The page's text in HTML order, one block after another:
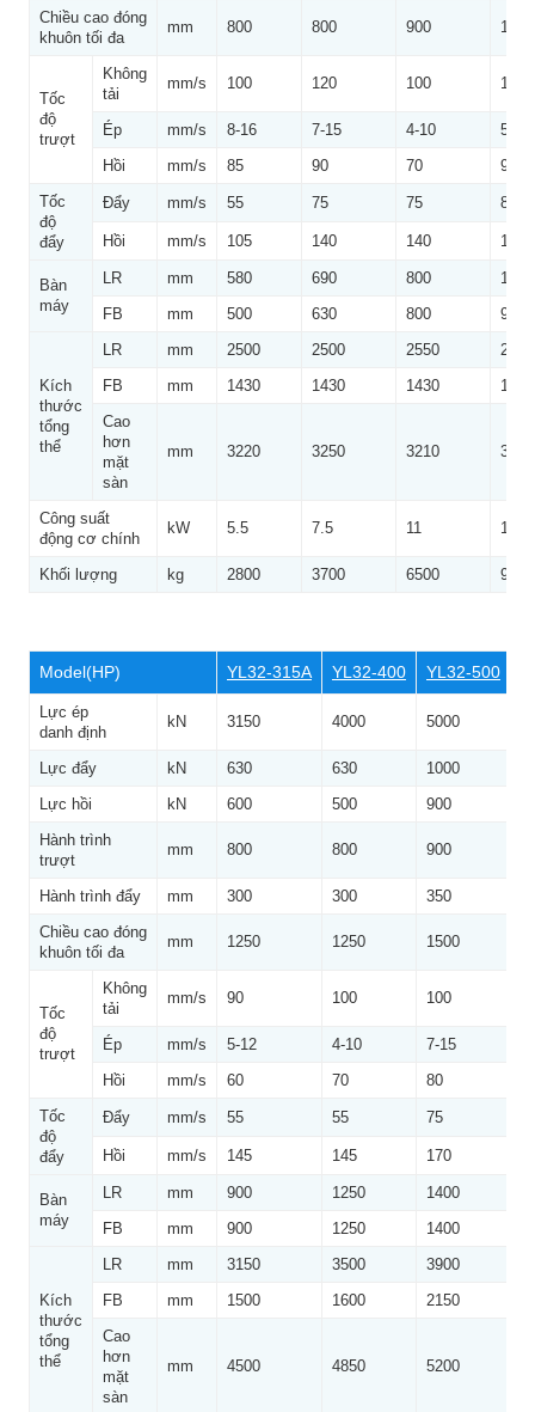
Chiều cao đóng
khuôn tối đa
mm 800 800 900 1120
Tốc
độ
trượt
Không
tải
mm/s 100 120 100 120
Ép mm/s 8-16 7-15 4-10
5-12
Hồi
mm/s 85 90 70
95
Tốc
độ
đẩy
Đẩy mm/s 55 75 75 80
Hồi mm/s 105 140 140 145
Bàn
máy
LR mm 580 690 800
1000
FB
mm 500 630 800 940
Kích
thước
tổng
thể
LR mm 2500 2500 2550
2650
FB
mm 1430 1430 1430
1350
Cao
hơn
mặt
sàn
mm 3220 3250 3210 3800
Công suất
động cơ chính
kW 5.5 7.5 11 15
Khối lượng kg 2800 3700 6500 9000
Model(HP) YL32-315A YL32-400 YL32-500
Lực ép
danh định
kN 3150 4000 5000
Lực đẩy kN 630 630 1000
Lực hồi
kN 600 500 900
Hành trình
trượt
mm 800 800 900
Hành trình đẩy mm 300 300 350
Chiều cao đóng
khuôn tối đa
mm 1250 1250 1500
Tốc
độ
trượt
Không
tải
mm/s 90 100 100
Ép mm/s 5-12 4-10 7-15
Hồi
mm/s 60 70 80
Tốc
độ
đẩy
Đẩy mm/s 55 55 75
Hồi mm/s 145 145 170
Bàn
máy
LR mm 900 1250 1400
FB
mm 900 1250 1400
Kích
thước
tổng
thể
LR mm 3150 3500 3900
FB
mm 1500 1600 2150
Cao
hơn
mặt
sàn
mm 4500 4850 5200